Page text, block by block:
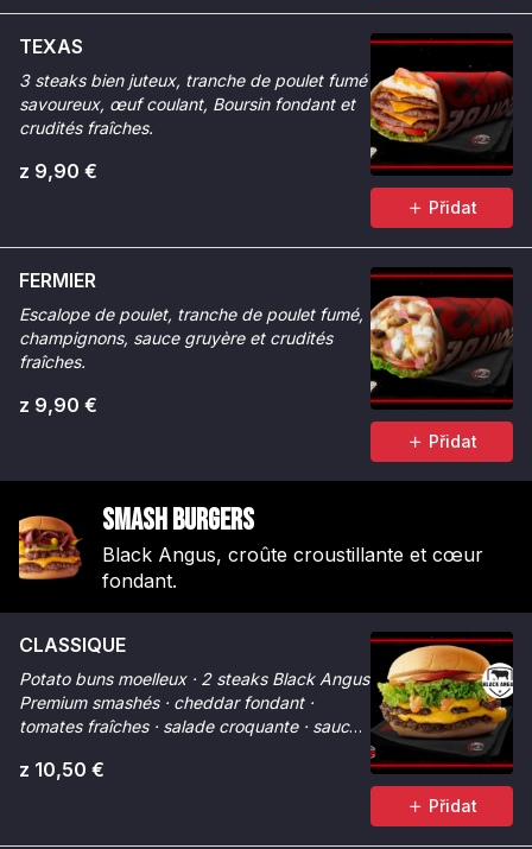
TEXAS
3 steaks bien juteux, tranche de poulet fumé
savoureux, œuf coulant, Boursin fondant et
crudités fraîches.
z 9,90 €
Přidat
FERMIER
Escalope de poulet, tranche de poulet fumé,
champignons, sauce gruyère et crudités
fraîches.
z 9,90 €
Přidat
Smash Burgers
Black Angus, croûte croustillante et cœur
fondant.
CLASSIQUE
Potato buns moelleux · 2 steaks Black Angus
Premium smashés · cheddar fondant ·
tomates fraîches · salade croquante · sauce
z 10,50 €
Přidat